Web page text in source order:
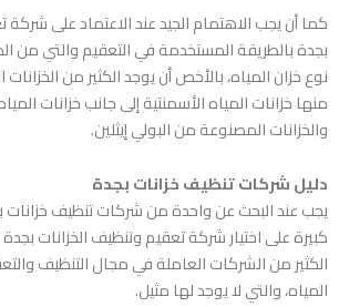
كما أن يجب الاهتمام الجيد عند الاعتماد علىشركة
بجدةبالطريقة المستخدمة في التعقيم والتي من
نوع خزان المياه، بالأخص أن يوجد الكثير من
منها خزانات المياه الأسمنتية إلى جانب خزانات
والخزانات المصنوعة من البولي إيثلين.
دليل شركات تنظيف خزانات بجدة
يجب عند البحث عن واحدة من شركات تنظيف خزانات
كبيرة على اختيارشركة تعقيم وتنظيف الخزانات بجدة
الكثير من الشركات العاملة في مجال التنظيف
المياه، والتي لا يوجد لها مثيل.